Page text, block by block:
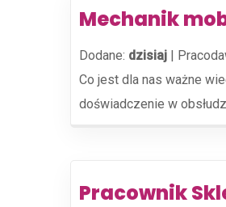
Mechanik
Dodane: dzisiaj |
Co jest dla nas ważne
doświadczenie w
Pracownik